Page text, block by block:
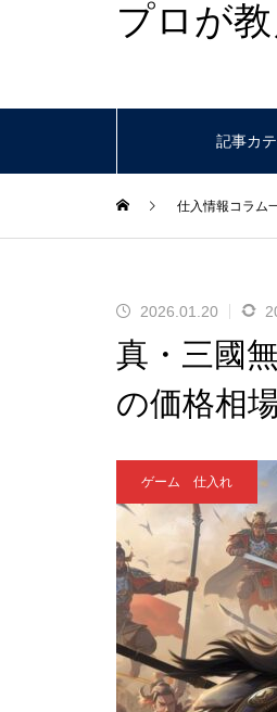
プロが
記事カ
仕入情報コラム
2026.01.20
真・三國
の価格相
ゲーム 仕入れ